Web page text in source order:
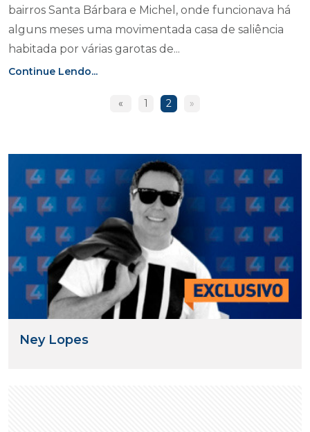
bairros Santa Bárbara e Michel, onde funcionava há
alguns meses uma movimentada casa de saliência
habitada por várias garotas de...
Continue Lendo...
« 1 2 »
Ney Lopes